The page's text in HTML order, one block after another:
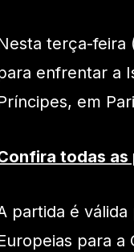
terça-feira
enfrentar a
em
todas as
partida é
para